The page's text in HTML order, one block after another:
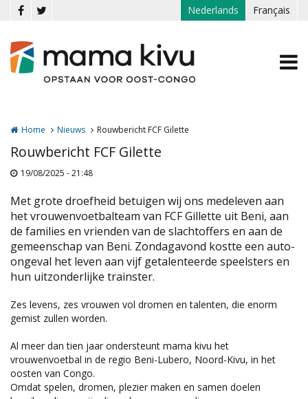
Overslaan en naar de inhoud gaan Nederlands Français
Home Nieuws Rouwbericht FCF Gilette
Rouwbericht FCF Gilette
19/08/2025 - 21:48
Met grote droefheid betuigen wij ons medeleven aan
het vrouwenvoetbalteam van FCF Gillette uit Beni, aan
de families en vrienden van de slachtoffers en aan de
gemeenschap van Beni. Zondagavond kostte een auto-
ongeval het leven aan vijf getalenteerde speelsters en
hun uitzonderlijke trainster.
Zes levens, zes vrouwen vol dromen en talenten, die enorm
gemist zullen worden.
Al meer dan tien jaar ondersteunt mama kivu het
vrouwenvoetbal in de regio Beni-Lubero, Noord-Kivu, in het
oosten van Congo.
Omdat spelen, dromen, plezier maken en samen doelen